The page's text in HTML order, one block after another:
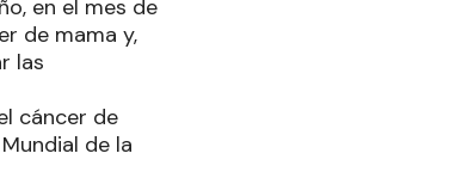
en el mes de
de mama y,
las
cáncer de
de la